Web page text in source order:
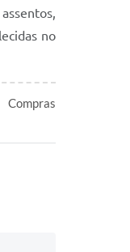
no
Compras